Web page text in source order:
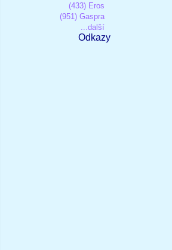
(433) Eros
(951) Gaspra
...další
Odkazy